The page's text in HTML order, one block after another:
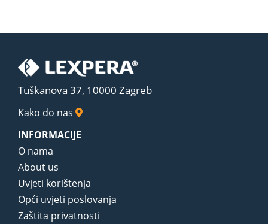
Tuškanova 37, 10000 Zagreb
Kako do nas
INFORMACIJE
O nama
About us
Uvjeti korištenja
Opći uvjeti poslovanja
Zaštita privatnosti